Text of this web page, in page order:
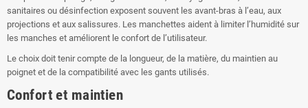
sanitaires ou désinfection exposent souvent les avant-bras à l’eau, aux
projections et aux salissures. Les manchettes aident à limiter l’humidité sur
les manches et améliorent le confort de l’utilisateur.
Le choix doit tenir compte de la longueur, de la matière, du maintien au
poignet et de la compatibilité avec les gants utilisés.
Confort et maintien